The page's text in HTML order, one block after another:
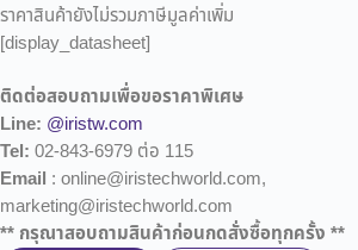
ราคาสินค้ายังไม่รวมภาษีมูลค่าเพิ่ม
[display_datasheet]
ติดต่อสอบถามเพื่อขอราคาพิเศษ
Line: @iristw.com
Tel: 02-843-6979 ต่อ 115
Email : online@iristechworld.com,
marketing@iristechworld.com
** กรุณาสอบถามสินค้าก่อนกดสั่งซื้อทุกครั้ง **